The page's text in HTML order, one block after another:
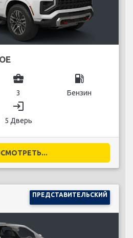
business_center
3
local_gas_station
Бензин
login
5 Дверь
ПРЕДСТАВИТЕЛЬСКИЙ